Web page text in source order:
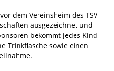
dem Vereinsheim des TSV
ausgezeichnet und
bekommt jedes Kind
Trinkflasche sowie einen